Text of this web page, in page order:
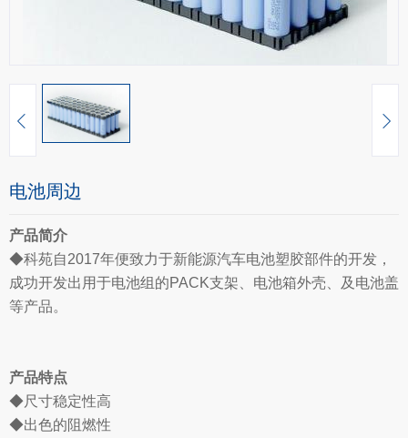
电池周边
产品简介
◆科苑自2017年便致力于新能源汽车电池塑胶部件的开发，
成功开发出用于电池组的PACK支架、电池箱外壳、及电池盖
等产品。
产品特点
◆尺寸稳定性高
◆出色的阻燃性